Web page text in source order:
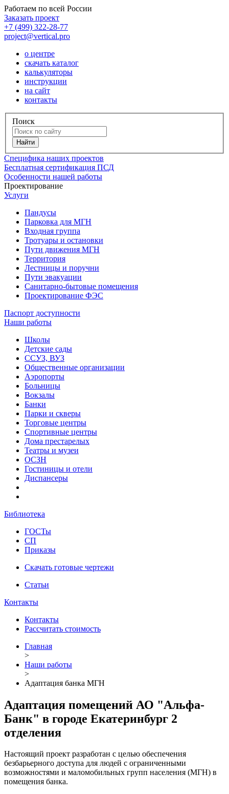
Работаем по всей России
Заказать проект
+7 (499) 322-28-77
project@vertical.pro
о центре
скачать каталог
калькуляторы
инструкции
на сайт
контакты
Поиск
Специфика наших проектов
Бесплатная сертификация ПСД
Особенности нашей работы
Проектирование
Услуги
Пандусы
Парковка для МГН
Входная группа
Тротуары и остановки
Пути движения МГН
Территория
Лестницы и поручни
Пути эвакуации
Санитарно-бытовые помещения
Проектирование ФЭС
Паспорт доступности
Наши работы
Школы
Детские сады
ССУЗ, ВУЗ
Общественные организации
Аэропорты
Больницы
Вокзалы
Банки
Парки и скверы
Торговые центры
Спортивные центры
Дома престарелых
Театры и музеи
ОСЗН
Гостиницы и отели
Диспансеры
Библиотека
ГОСТы
СП
Приказы
Скачать готовые чертежи
Статьи
Контакты
Контакты
Рассчитать стоимость
Главная
>
Наши работы
>
Адаптация банка МГН
Адаптация помещений АО "Альфа-
Банк" в городе Екатеринбург 2
отделения
Настоящий проект разработан с целью обеспечения
безбарьерного доступа для людей с ограниченными
возможностями и маломобильных групп населения (МГН) в
помещения банка.